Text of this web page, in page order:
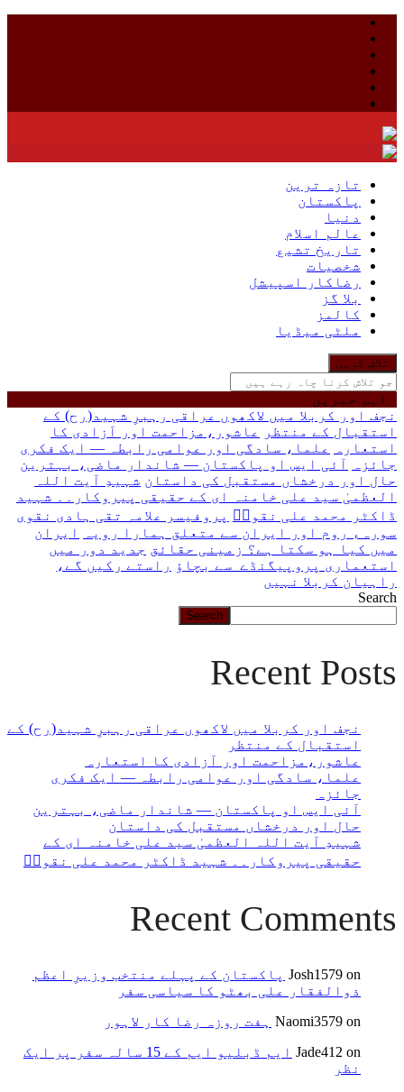
Skip
content
تازہ ترین
پاکستان
دنیا
عالم اسلام
تاریخ تشیع
شخصیات
رضاکار اسپیشل
بلا گز
کالمز
ملٹی میڈیا
جو
تلاش
کرنا
چاہ
رہے
ہیں
یہاں
لکھیں
اہم خبریں
نجف اور کربلا میں لاکھوں عراقی رہبرِ شہید(رح) کے
استقبال کے منتظر
عاشور،مزاحمت اور آزادی کا
استعارہ
علما، سادگی اور عوامی رابطہ — ایک فکری
جائزہ
آئی ایس او پاکستان — شاندار ماضی، بہترین
حال اور درخشاں مستقبل کی داستان شہیدِ آیت اللہ
العظمیٰ سید علی خامنہ ای کے حقیقی پیروکار۔۔ شہید
ڈاکٹر محمد علی نقویؒ پروفیسر علامہ تقی ہادی نقوی
سورہء روم اور ایران سے متعلق ہمارا رویہ
ایران
میں کیا ہو سکتا ہے؟ زمینی حقائق جدید دور میں
استعماری پروپیگنڈے سے بچاؤ راستے رکیں گے،
راہیان کربلا نہیں
Search
Search
Recent Posts
نجف اور کربلا میں لاکھوں عراقی رہبرِ شہید(رح) کے
استقبال کے منتظر
عاشور،مزاحمت اور آزادی کا استعارہ
علما، سادگی اور عوامی رابطہ — ایک فکری
جائزہ
آئی ایس او پاکستان — شاندار ماضی، بہترین
حال اور درخشاں مستقبل کی داستان
شہیدِ آیت اللہ العظمیٰ سید علی خامنہ ای کے
حقیقی پیروکار۔۔ شہید ڈاکٹر محمد علی نقویؒ
Recent Comments
Josh1579 on
پاکستان کے پہلے منتخب وزیرِ اعظم
ذوالفقار علی بھٹو کا سیاسی سفر
Naomi3579 on
ہفت روزہ رضا کار لاہور
Jade412 on
ایم ڈبلیو ایم کے 15 سالہ سفر پر ایک
نظر